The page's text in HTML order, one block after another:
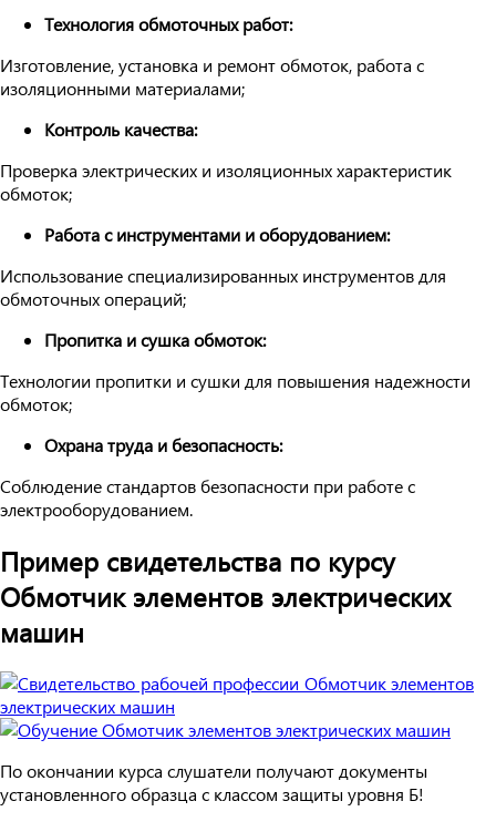
Технология обмоточных работ:
Изготовление, установка и ремонт обмоток, работа с
изоляционными материалами;
Контроль качества:
Проверка электрических и изоляционных характеристик
обмоток;
Работа с инструментами и оборудованием:
Использование специализированных инструментов для
обмоточных операций;
Пропитка и сушка обмоток:
Технологии пропитки и сушки для повышения надежности
обмоток;
Охрана труда и безопасность:
Соблюдение стандартов безопасности при работе с
электрооборудованием.
Пример свидетельства по курсу
Обмотчик элементов электрических
машин
По окончании курса слушатели получают документы
установленного образца с классом защиты уровня Б!